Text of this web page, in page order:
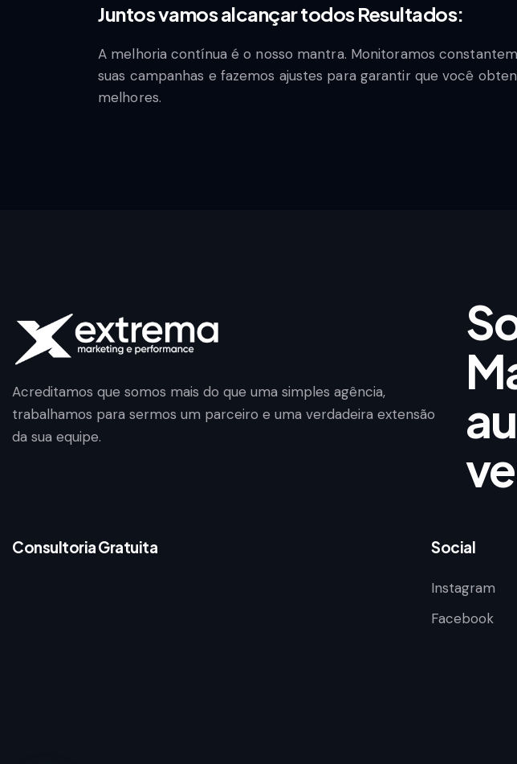
Juntos vamos alcançar todos Resultados:
A melhoria contínua é o nosso mantra. Monitoramos
suas campanhas e fazemos ajustes para garantir que você
melhores.
Acreditamos que somos mais do que uma simples agência,
trabalhamos para sermos um parceiro e uma verdadeira extensão
da sua equipe.
Consultoria Gratuita Social
Instagram
Facebook